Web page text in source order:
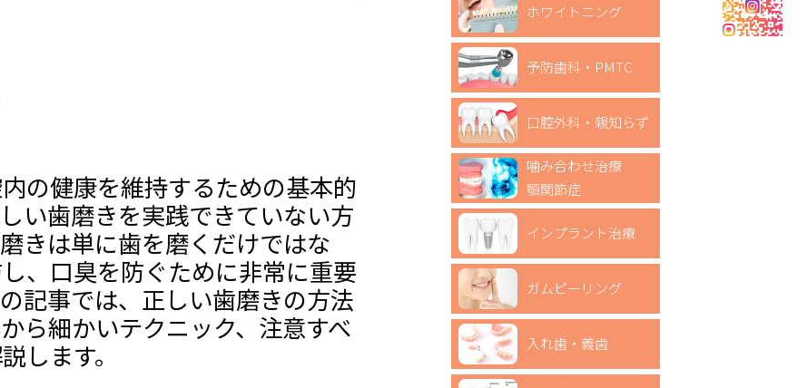
の健康を維持するための基本的
い歯磨きを実践できていない方
きは単に歯を磨くだけではな
、口臭を防ぐために非常に重要
記事では、正しい歯磨きの方法
ら細かいテクニック、注意すべ
します。
ホワイトニング
予防歯科・PMTC
口腔外科・親知らず
噛み合わせ治療
顎関節症
インプラント治療
ガムピーリング
入れ歯・義歯